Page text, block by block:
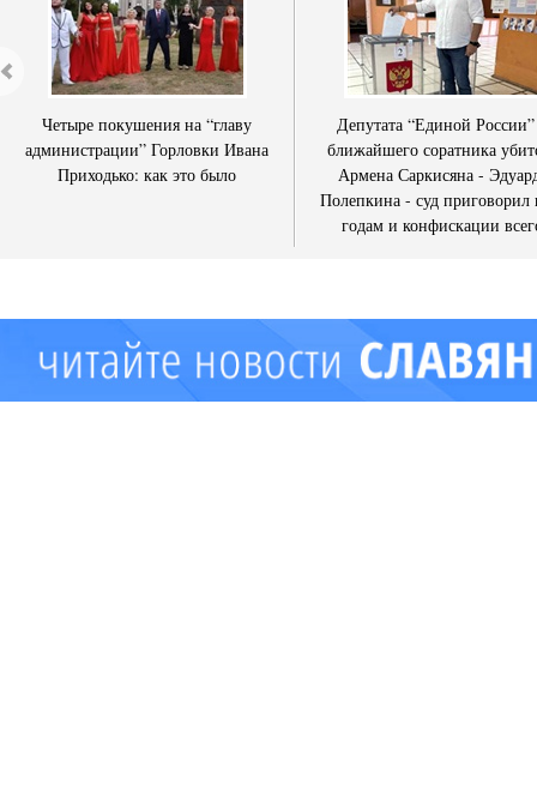
Четыре покушения на “главу
администрации” Горловки Ивана
Приходько: как это было
Депутата “Единой
ближайшего соратника
Армена Саркисяна -
Полепкина - суд приговорил
годам и конфискации